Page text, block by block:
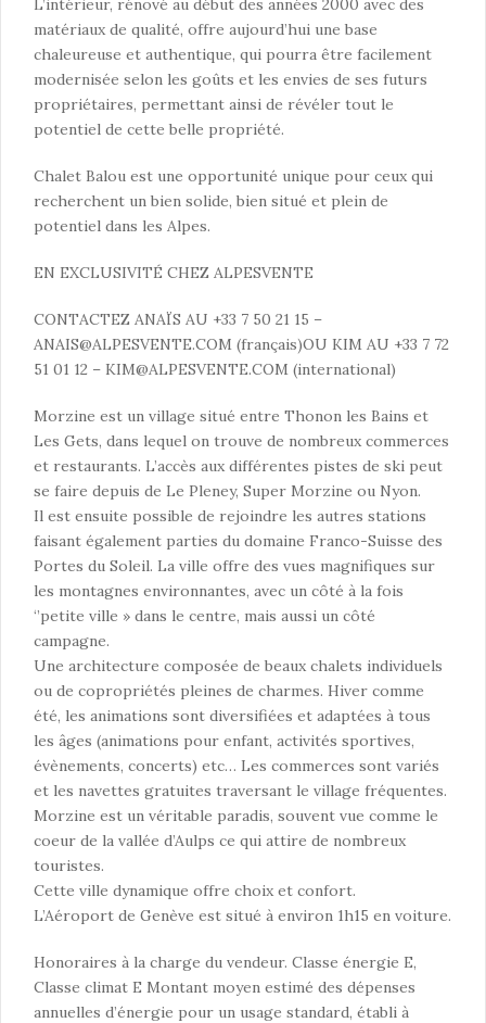
L’intérieur, rénové au début des années 2000 avec des
matériaux de qualité, offre aujourd’hui une base
chaleureuse et authentique, qui pourra être facilement
modernisée selon les goûts et les envies de ses futurs
propriétaires, permettant ainsi de révéler tout le
potentiel de cette belle propriété.
Chalet Balou est une opportunité unique pour ceux qui
recherchent un bien solide, bien situé et plein de
potentiel dans les Alpes.
EN EXCLUSIVITÉ CHEZ ALPESVENTE
CONTACTEZ ANAÏS AU +33 7 50 21 15 –
ANAIS@ALPESVENTE.COM (français)OU KIM AU +33 7 72
51 01 12 – KIM@ALPESVENTE.COM (international)
Morzine est un village situé entre Thonon les Bains et
Les Gets, dans lequel on trouve de nombreux commerces
et restaurants. L’accès aux différentes pistes de ski peut
se faire depuis de Le Pleney, Super Morzine ou Nyon.
Il est ensuite possible de rejoindre les autres stations
faisant également parties du domaine Franco-Suisse des
Portes du Soleil. La ville offre des vues magnifiques sur
les montagnes environnantes, avec un côté à la fois
‘’petite ville » dans le centre, mais aussi un côté
campagne.
Une architecture composée de beaux chalets individuels
ou de copropriétés pleines de charmes. Hiver comme
été, les animations sont diversifiées et adaptées à tous
les âges (animations pour enfant, activités sportives,
évènements, concerts) etc… Les commerces sont variés
et les navettes gratuites traversant le village fréquentes.
Morzine est un véritable paradis, souvent vue comme le
coeur de la vallée d’Aulps ce qui attire de nombreux
touristes.
Cette ville dynamique offre choix et confort.
L’Aéroport de Genève est situé à environ 1h15 en voiture.
Honoraires à la charge du vendeur. Classe énergie E,
Classe climat E Montant moyen estimé des dépenses
annuelles d’énergie pour un usage standard, établi à